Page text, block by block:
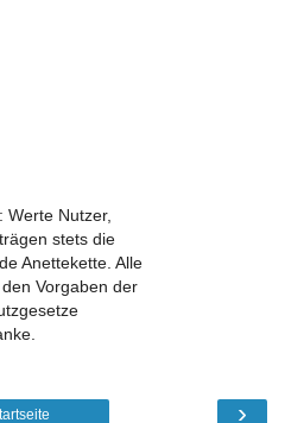
Werte Nutzer,
stets die
Anettekette. Alle
Vorgaben der
›